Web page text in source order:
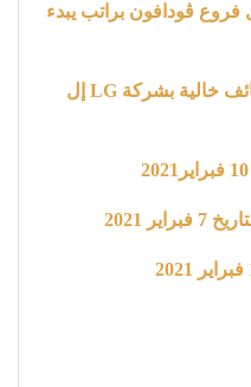
ڤودافون براتب يبدء
برواتب تصل ل8000 جنيه وظائف خالية بشركة LG إل